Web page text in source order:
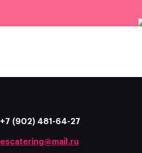
+7 (902) 481-64-27
escatering@mail.ru